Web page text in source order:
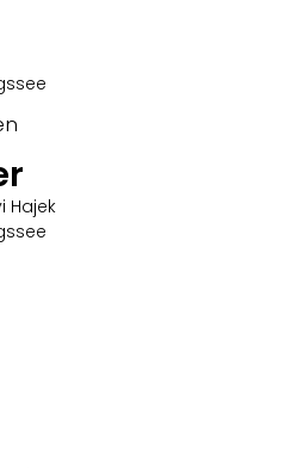
Hajek